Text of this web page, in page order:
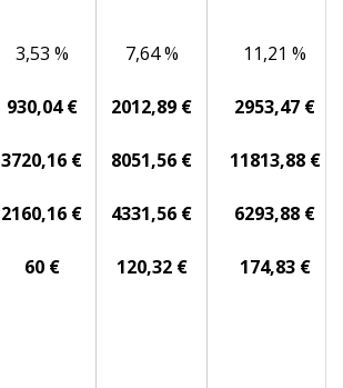
3,53 %
930,04 €
3720,16 €
2160,16 €
60 €
7,64 %
2012,89 €
8051,56 €
4331,56 €
120,32 €
11,21 %
2953,47 €
11813,88 €
6293,88 €
174,83 €